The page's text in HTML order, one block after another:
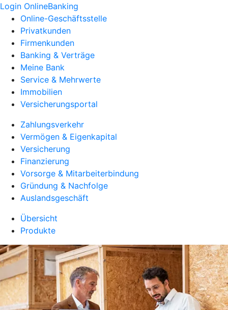
Login OnlineBanking
Online-Geschäftsstelle
Privatkunden
Firmenkunden
Banking & Verträge
Meine Bank
Service & Mehrwerte
Immobilien
Versicherungsportal
Zahlungsverkehr
Vermögen & Eigenkapital
Versicherung
Finanzierung
Vorsorge & Mitarbeiterbindung
Gründung & Nachfolge
Auslandsgeschäft
Übersicht
Produkte